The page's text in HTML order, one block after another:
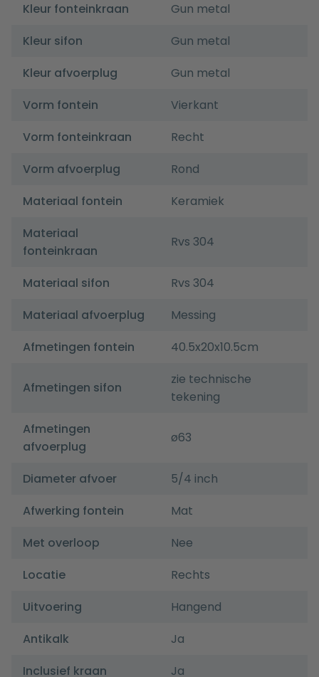
Kleur fonteinkraan
Gun metal
Kleur sifon
Gun metal
Kleur afvoerplug
Gun metal
Vorm fontein
Vierkant
Vorm fonteinkraan
Recht
Vorm afvoerplug
Rond
Materiaal fontein
Keramiek
Materiaal
fonteinkraan
Rvs 304
Materiaal sifon
Rvs 304
Materiaal afvoerplug
Messing
Afmetingen fontein
40.5x20x10.5cm
Afmetingen sifon
zie technische
tekening
Afmetingen
afvoerplug
ø63
Diameter afvoer
5/4 inch
Afwerking fontein
Mat
Met overloop
Nee
Locatie
Rechts
Uitvoering
Hangend
Antikalk
Ja
Inclusief kraan
Ja